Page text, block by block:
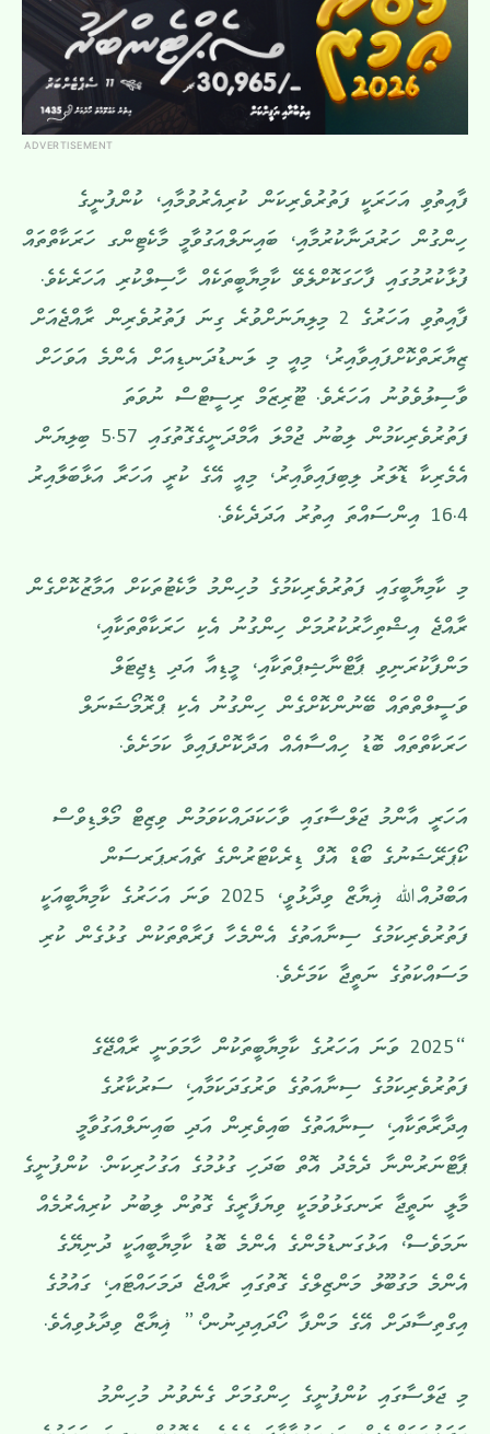
ADVERTISEMENT
ފާއިތުވި އަހަރަކީ ފަތުރުވެރިކަން ކުރިއެރުވުމާއި، ކުންފުނީގެ
ހިންގުން ހަރުދަނާކުރުމާއި، ބައިނަލްއަގުވާމީ މާކެޓިންގ ހަރަކާތްތައް
ފުޅާކުރުމުގައި ފާހަގަކޮށްލެވޭ ކާމިޔާބީތަކެއް ހާސިލްކުރި އަހަރެކެވެ.
ފާއިތުވި އަހަރުގެ 2 މިލިޔަނަށްވުރެ ގިނަ ފަތުރުވެރިން ރާއްޖެއަށް
ޒިޔާރަތްކޮށްފައިވާއިރު، މިއީ މި ލަނޑުދަނޑިއަށް އެންމެ އަވަހަށް
ވާސިލުވެވުނު އަހަރެވެ. ޓޫރިޒަމް ރިސީޓްސް ނުވަތަ
ފަތުރުވެރިކަމުން ލިބުނު ޖުމްލަ އާމްދަނީގެގޮތުގައި 5.57 ބިލިޔަން
އެމެރިކާ ޑޮލަރު ލިބިފައިވާއިރު، މިއީ އޭގެ ކުރީ އަހަރާ އަޅާބަލާއިރު
16.4 އިންސައްތަ އިތުރު އަދަދެކެވެ.
މި ކާމިޔާބީގައި ފަތުރުވެރިކަމުގެ މުހިންމު މާކެޓުތަކަށް އަމާޒުކޮށްގެން
ރާއްޖެ އިޝްތިހާރުކުރުމަށް ހިންގުނު އެކި ހަރަކާތްތަކާއި،
މަންފާކުރަނިވި ޕާޓްނާޝިޕްތަކާއި، މީޑިއާ އަދި ޑިޖިޓަލް
ވަސީލްތްތައް ބޭނުންކޮށްގެން ހިންގުނު އެކި ޕްރޮމޯޝަނަލް
ހަރަކާތްތައް ބޮޑު ހިއްސާއެއް އަދާކޮށްފައިވާ ކަމަށެވެ.
އަހަރީ އާންމު ޖަލްސާގައި ވާހަކަދައްކަވަމުން ވިޒިޓް މޯލްޑިވްސް
ކޯޕަރޭޝަނުގެ ބޯޑް އޮފް ޑިރެކްޓަރުންގެ ޗެއަރޕަރސަން
އަބްދުއްﷲ ޣިޔާޒް ވިދާޅުވީ، 2025 ވަނަ އަހަރުގެ ކާމިޔާބީއަކީ
ފަތުރުވެރިކަމުގެ ސިނާއަތުގެ އެންމެހާ ފަރާތްތަކުން ގުޅުގެން ކުރި
މަސައްކަތުގެ ނަތީޖާ ކަމަށެވެ.
“2025 ވަނަ އަހަރުގެ ކާމިޔާބީތަކުން ހާމަވަނީ ރާއްޖޭގެ
ފަތުރުވެރިކަމުގެ ސިނާއަތުގެ ވަރުގަދަކަމާއ،ި ސަރުކާރުގެ
އިދާރާތަކާއ،ި ސިނާއަތުގެ ބައިވެރިން އަދި ބައިނަލްއަގުވާމީ
ޕާޓްނަރުންނާ ދެމެދު އޮތް ބަދަހި ގުޅުމުގެ އަގުހުރިކަނ.ް ކުންފުނީގެ
މާލީ ނަތީޖާ ރަނގަޅުވުމަކީ ވިޔަފާރީގެ ގޮތުން ލިބުނު ކުރިއެރުމެއް
ނަމަވެސ،ް އަޅުގަނޑުމެންގެ އެންމެ ބޮޑު ކާމިޔާބީއަކީ ދުނިޔޭގެ
އެންމެ މަގުބޫލު މަންޒިލްގެ ގޮތުގައި ރާއްޖެ ދަމަހައްޓައ،ި ގައުމުގެ
އިގްތިސާދަށް އޭގެ މަންފާ ހޯދައިދިނުނ،ް” ޣިޔާޒް ވިދާޅުވިއެވެ.
މި ޖަލްސާގައި ކުންފުނީގެ ހިންގުމަށް ގެނެވުނު މުހިންމު